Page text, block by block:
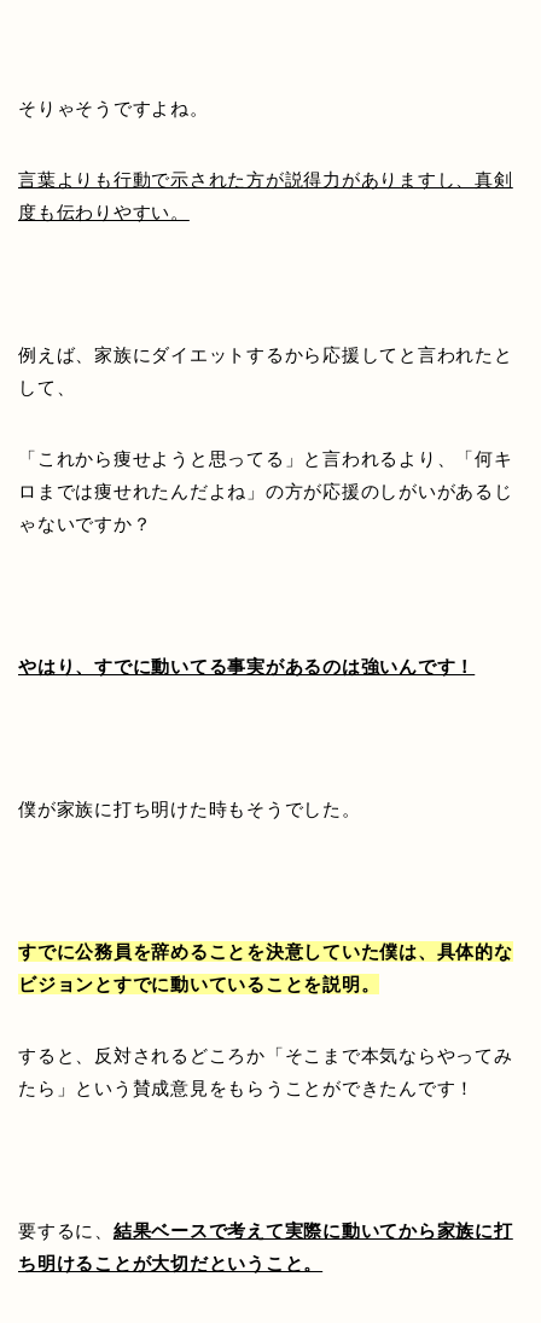
そりゃそうですよね。
言葉よりも行動で示された方が説得力がありますし、真剣
度も伝わりやすい。
例えば、家族にダイエットするから応援してと言われたと
して、
「これから痩せようと思ってる」と言われるより、「何キ
ロまでは痩せれたんだよね」の方が応援のしがいがあるじ
ゃないですか？
やはり、すでに動いてる事実があるのは強いんです！
僕が家族に打ち明けた時もそうでした。
すでに公務員を辞めることを決意していた僕は、具体的な
ビジョンとすでに動いていることを説明。
すると、反対されるどころか「そこまで本気ならやってみ
たら」という賛成意見をもらうことができたんです！
要するに、 結果ベースで考えて実際に動いてから家族に打
ち明けることが大切だということ。